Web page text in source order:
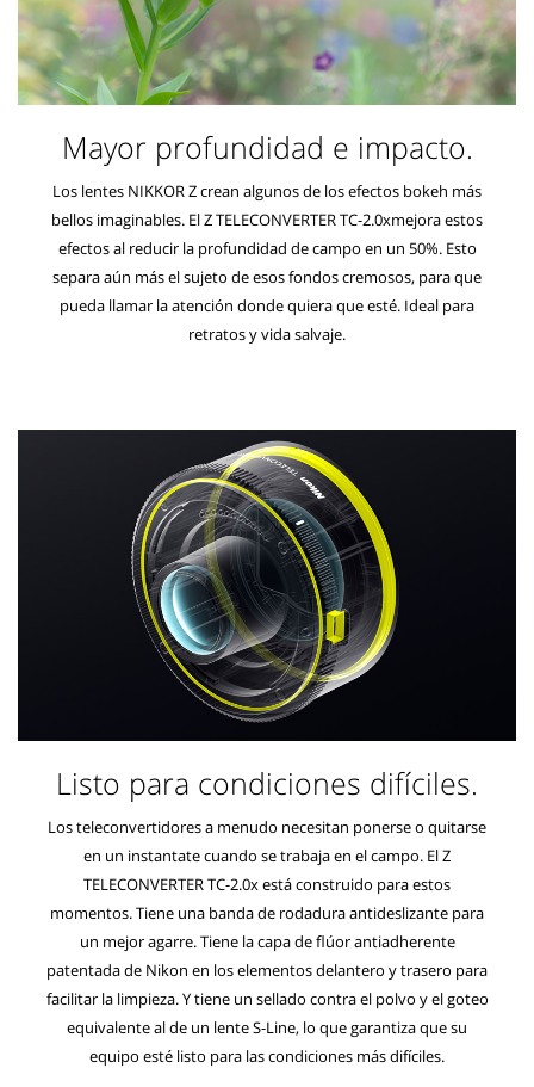
Mayor profundidad e impacto.
Los lentes NIKKOR Z crean algunos de los efectos bokeh más
bellos imaginables. El Z TELECONVERTER TC-2.0xmejora estos
efectos al reducir la profundidad de campo en un 50%. Esto
separa aún más el sujeto de esos fondos cremosos, para que
pueda llamar la atención donde quiera que esté. Ideal para
retratos y vida salvaje.
Listo para condiciones difíciles.
Los teleconvertidores a menudo necesitan ponerse o quitarse
en un instantate cuando se trabaja en el campo. El Z
TELECONVERTER TC-2.0x está construido para estos
momentos. Tiene una banda de rodadura antideslizante para
un mejor agarre. Tiene la capa de flúor antiadherente
patentada de Nikon en los elementos delantero y trasero para
facilitar la limpieza. Y tiene un sellado contra el polvo y el goteo
equivalente al de un lente S-Line, lo que garantiza que su
equipo esté listo para las condiciones más difíciles.